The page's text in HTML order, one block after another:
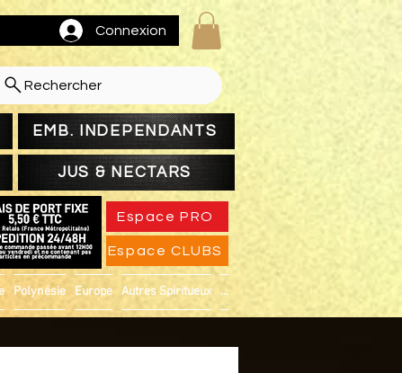
Connexion
Rechercher
EMB. INDEPENDANTS
JUS & NECTARS
Espace PRO
Espace CLUBS
Polynésie Europe Autres Spiritueux ...